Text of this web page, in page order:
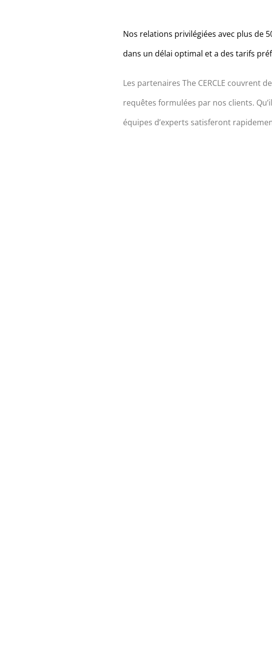
Nos relations privilégiées avec plus de
dans un délai optimal et a des tarifs
Les partenaires The CERCLE couvrent
requêtes formulées par nos clients.
équipes d’experts satisferont